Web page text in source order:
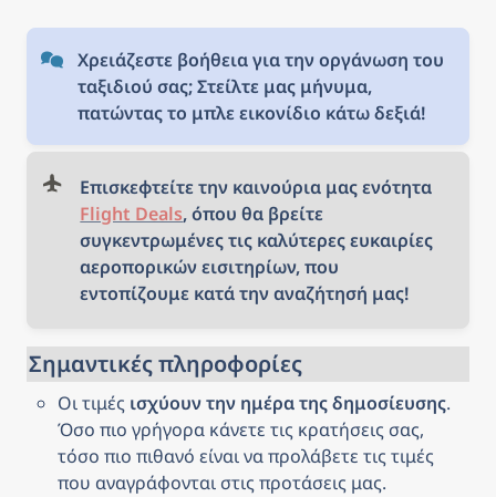
Χρειάζεστε βοήθεια για την οργάνωση του
ταξιδιού σας; Στείλτε μας μήνυμα,
πατώντας το μπλε εικονίδιο κάτω δεξιά!
Flight Deals, όπου θα βρείτε
συγκεντρωμένες τις καλύτερες ευκαιρίες
αεροπορικών εισιτηρίων, που
εντοπίζουμε κατά την αναζήτησή μας!
Σημαντικές πληροφορίες
Οι τιμές ισχύουν την ημέρα της δημοσίευσης.
Όσο πιο γρήγορα κάνετε τις κρατήσεις σας,
τόσο πιο πιθανό είναι να προλάβετε τις τιμές
που αναγράφονται στις προτάσεις μας.